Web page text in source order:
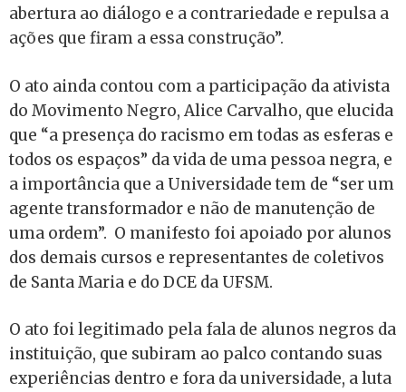
abertura ao diálogo e a contrariedade e repulsa a
ações que firam a essa construção”.
O ato ainda contou com a participação da ativista
do Movimento Negro, Alice Carvalho, que elucida
que “a presença do racismo em todas as esferas e
todos os espaços” da vida de uma pessoa negra, e
a importância que a Universidade tem de “ser um
agente transformador e não de manutenção de
uma ordem”. O manifesto foi apoiado por alunos
dos demais cursos e representantes de coletivos
de Santa Maria e do DCE da UFSM.
O ato foi legitimado pela fala de alunos negros da
instituição, que subiram ao palco contando suas
experiências dentro e fora da universidade, a luta